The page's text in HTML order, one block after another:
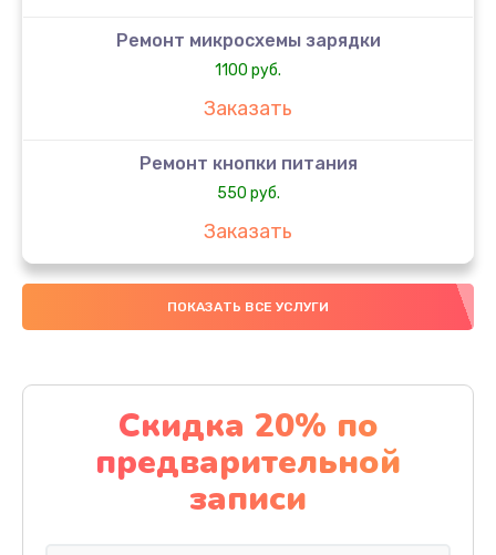
Ремонт микросхемы зарядки
1100 руб.
Заказать
Ремонт кнопки питания
550 руб.
Заказать
Ремонт GPS модуля
880 руб.
Замена разъема SIM-карты
880 руб.
Заказать
ПОКАЗАТЬ ВСЕ УСЛУГИ
Скидка 20% по
предварительной
записи